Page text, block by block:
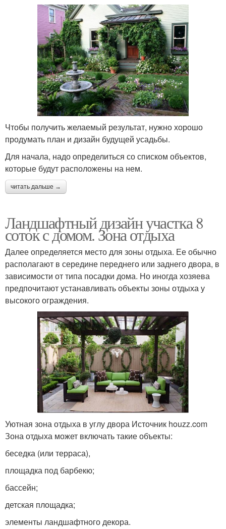
Чтобы получить желаемый результат, нужно хорошо
продумать план и дизайн будущей усадьбы.
Для начала, надо определиться со списком объектов,
которые будут расположены на нем.
читать дальше →
Ландшафтный дизайн участка 8
соток с домом. Зона отдыха
Далее определяется место для зоны отдыха. Ее обычно
располагают в середине переднего или заднего двора, в
зависимости от типа посадки дома. Но иногда хозяева
предпочитают устанавливать объекты зоны отдыха у
высокого ограждения.
Уютная зона отдыха в углу двора Источник houzz.com
Зона отдыха может включать такие объекты:
беседка (или терраса),
площадка под барбекю;
бассейн;
детская площадка;
элементы ландшафтного декора.